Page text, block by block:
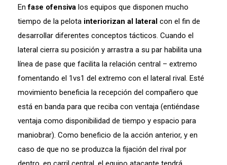
Enfase ofensiva los equipos que disponen mucho
tiempo de la pelota interiorizan al lateral con el fin de
desarrollar diferentes conceptos tácticos. Cuando el
lateral cierra su posición y arrastra a su par habilita una
línea de pase que facilita la relación central – extremo
fomentando el 1vs1 del extremo con el lateral rival. Esté
movimiento beneficia la recepción del compañero que
está en banda para que reciba con ventaja (entiéndase
ventaja como disponibilidad de tiempo y espacio para
maniobrar). Como beneficio de la acción anterior, y en
caso de que no se produzca la fijación del rival por